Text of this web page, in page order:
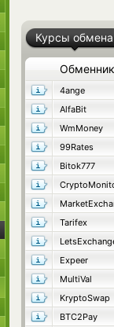
Курсы обмена
Обменник
4ange
AlfaBit
WmMoney
99Rates
Bitok777
Tarifex
Expeer
MultiVal
KryptoSwap
BTC2Pay